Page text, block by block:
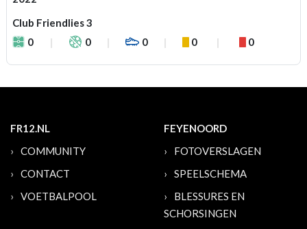
Club Friendlies 3
0
0 0 0 0
FR12.NL
COMMUNITY
CONTACT
VOETBALPOOL
FEYENOORD
FOTOVERSLAGEN
SPEELSCHEMA
BLESSURES EN
SCHORSINGEN